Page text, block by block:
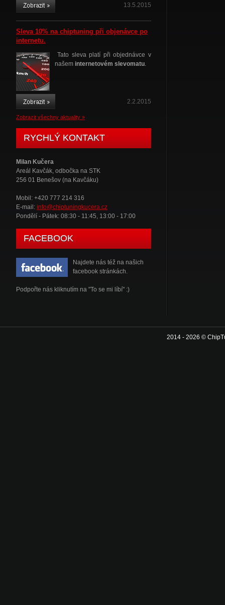
13.5.2015
Sleva 10% na chiptuning při objenávce po
internetu.
Tato sleva platí při objednávce v
našem internetovém slevomatu.
2.2.2015
Zobrazit všechny aktuality »
RYCHLÝ KONTAKT
Milan Kučera
Areál Kavčák, odbočka na STK
256 01 Benešov (na Kavčáku)
Mobil: +420 777 214 316
E-mail: info@chiptuningkucera.cz
Pondělí - Pátek: 08:30 - 11:45, 13:00 - 17:00
FACEBOOK
Najdete nás též na našich
facebook stránkách.
Podpořte nás kliknutím na "To se mi líbí" :)
2014 - 2026 ©